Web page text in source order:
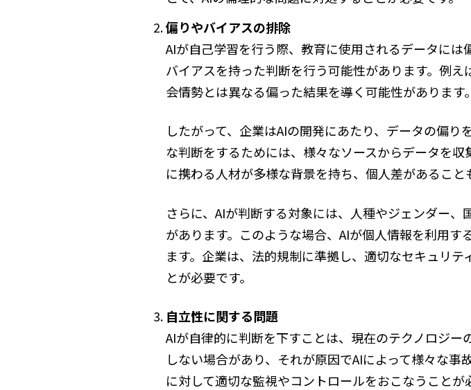
偏りやバイアスの排除
AIが自己学習を行う際、教育に使用されるデータに
バイアスを持った判断を行う可能性があります。例
会情勢とは異なる偏った結果を導く可能性があります。
したがって、企業はAIの開発にあたり、データの偏
な判断をするためには、様々なソースからデータを
に携わる人材が多様な背景を持ち、個人差があること
さらに、AIが判断する対象には、人種やジェンダー
があります。このような場合、AIが個人情報を利用
ます。企業は、法的規制に準拠し、適切なセキュリ
とが必要です。
自立性に関する問題
AIが自律的に判断を下すことは、現在のテクノロジ
しない場合があり、それが原因でAIによって様々な
に対して適切な監視やコントロールをおこなうことが